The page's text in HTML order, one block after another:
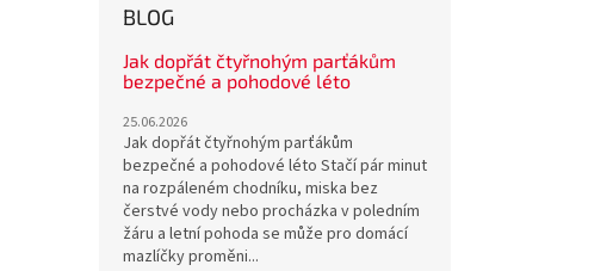
BLOG
Jak dopřát čtyřnohým parťákům
bezpečné a pohodové léto
25.06.2026
Jak dopřát čtyřnohým parťákům
bezpečné a pohodové léto Stačí pár minut
na rozpáleném chodníku, miska bez
čerstvé vody nebo procházka v poledním
žáru a letní pohoda se může pro domácí
mazlíčky proměni...